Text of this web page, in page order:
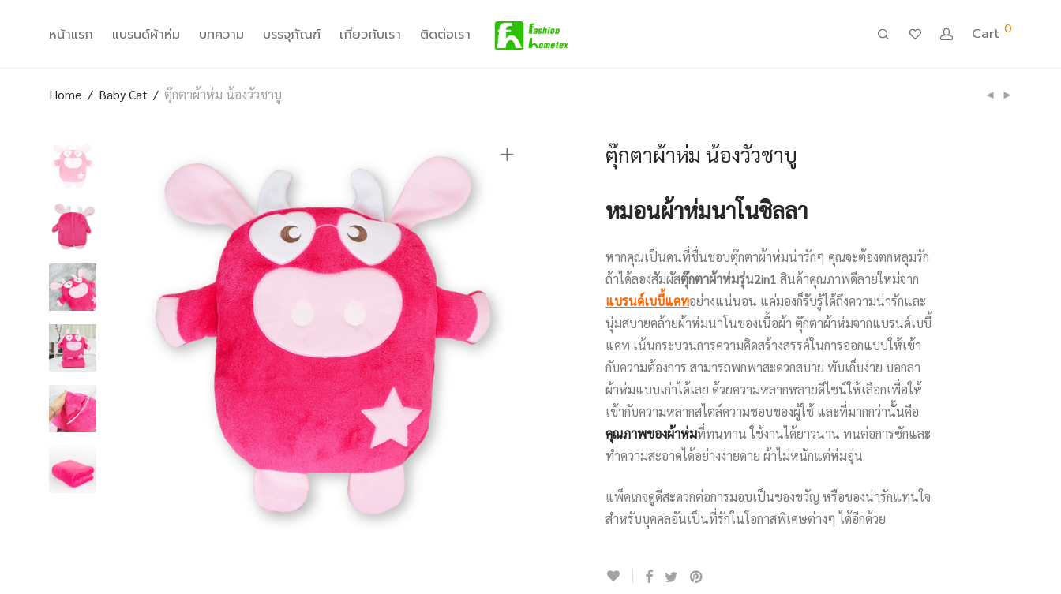
หน้าแรก แบรนด์ผ้าห่ม บทความ บรรจุภัณฑ์ เกี่ยวกับเรา ติดต่อเรา Cart 0
Home / Baby Cat / ตุ๊กตาผ้าห่ม น้องวัวชาบู
ตุ๊กตาผ้าห่ม น้องวัวชาบู
หมอนผ้าห่มนาโนชิลลา
หากคุณเป็นคนที่ชื่นชอบตุ๊กตาผ้าห่มน่ารักๆ คุณจะต้องตกหลุมรัก
ถ้าได้ลองสัมผัสตุ๊กตาผ้าห่มรุ่น2in1 สินค้าคุณภาพดีลายใหม่จาก
แบรนด์เบบี้แคทอย่างแน่นอน แค่มองก็รับรู้ได้ถึงความน่ารักและ
นุ่มสบายคล้ายผ้าห่มนาโนของเนื้อผ้า ตุ๊กตาผ้าห่มจากแบรนด์เบบี้
แคท เน้นกระบวนการความคิดสร้างสรรค์ในการออกแบบให้เข้า
กับความต้องการ สามารถพกพาสะดวกสบาย พับเก็บง่าย บอกลา
ผ้าห่มแบบเก่าได้เลย ด้วยความหลากหลายดีไซน์ให้เลือกเพื่อให้
เข้ากับความหลากสไตล์ความชอบของผู้ใช้ และที่มากกว่านั้นคือ
คุณภาพของผ้าห่มที่ทนทาน ใช้งานได้ยาวนาน ทนต่อการซักและ
ทำความสะอาดได้อย่างง่ายดาย ผ้าไม่หนักแต่ห่มอุ่น
แพ็คเกจดูดีสะดวกต่อการมอบเป็นของขวัญ หรือของน่ารักแทนใจ
สำหรับบุคคลอันเป็นที่รักในโอกาสพิเศษต่างๆ ได้อีกด้วย